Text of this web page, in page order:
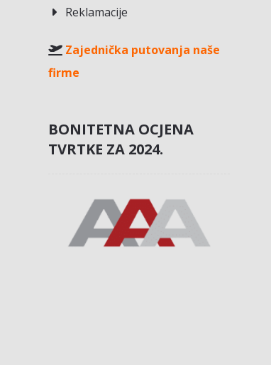
Reklamacije
Zajednička putovanja naše
firme
BONITETNA OCJENA
TVRTKE ZA 2024.